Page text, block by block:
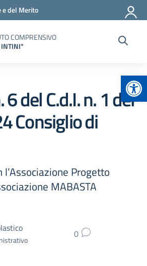
del Merito
COMPRENSIVO
del C.d.I. n. 1 del
Consiglio di
l’Associazione Progetto
MABASTA
0